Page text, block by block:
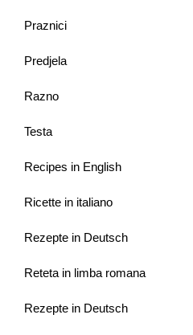
Praznici
Predjela
Razno
Testa
Recipes in English
Ricette in italiano
Rezepte in Deutsch
Reteta in limba romana
Rezepte in Deutsch